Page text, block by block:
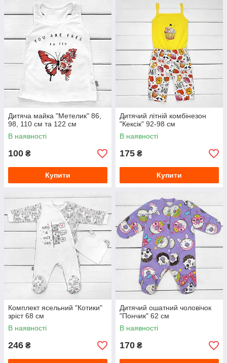
Дитяча майка "Метелик" 86,
98, 110 см та 122 см
В наявності
100 ₴
Купити
Дитячий літній комбінезон
"Кексік" 92-98 см
В наявності
175 ₴
Купити
Комплект ясельний "Котики"
зріст 68 см
В наявності
246 ₴
Дитячий ошатний чоловічок
"Пончик" 62 см
В наявності
170 ₴